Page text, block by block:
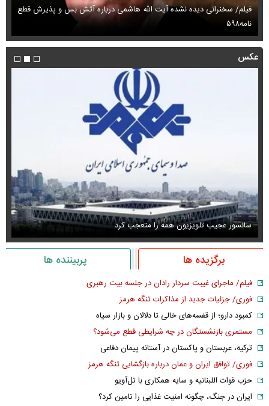
فیلم/ سخنرانی دیده نشده آیت الله هاشمی درباره آتش بس و پذیرش قطع
نامه۵۹۸
عکس
سانسور عجیب تلویزیون همه را متعجب کرد
برگزیده ها پربیننده ها
فیلم/ ماجرای غیبت سردار رادان در جلسه بیت رهبری
فوری/ جزئیات جدید از مذاکرات تنگه هرمز
کمبود دارو؛ از قفسه‌های خالی تا دلالان و بازار سیاه
مستمری بازنشستگان در چه شرایطی قطع می‌شود؟
ترکیه، عربستان و پاکستان در آستانه پیمان دفاعی
فوری/ توافق ایران و عمان درباره بازگشایی تنگه هرمز
حزب قوات اللبنانیه و سایه همکاری با تل‌آویو
ایران در جنگ، چگونه امنیت غذایی را تامین کرد؟